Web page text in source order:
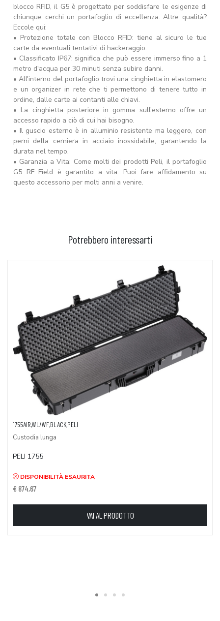
blocco RFID, il G5 è progettato per soddisfare le esigenze di
chiunque cerchi un portafoglio di eccellenza. Altre qualità?
Eccole qui:
• Protezione totale con Blocco RFID: tiene al sicuro le tue
carte da eventuali tentativi di hackeraggio.
• Classificato IP67: significa che può essere immerso fino a 1
metro d'acqua per 30 minuti senza subire danni.
• All'interno del portafoglio trovi una cinghietta in elastomero
e un organizer in rete che ti permettono di tenere tutto in
ordine, dalle carte ai contanti alle chiavi.
• La cinghietta posteriore in gomma sull'esterno offre un
accesso rapido a ciò di cui hai bisogno.
• Il guscio esterno è in alluminio resistente ma leggero, con
perni della cerniera in acciaio inossidabile, garantendo la
durata nel tempo.
• Garanzia a Vita: Come molti dei prodotti Peli, il portafoglio
G5 RF Field è garantito a vita. Puoi fare affidamento su
questo accessorio per molti anni a venire.
Potrebbero interessarti
AGGIUNGI AL CARRELLO
1755AIR,WL/WF,BLACK,PELI
Custodia lunga
PELI 1755
DISPONIBILITÀ ESAURITA
€ 874,67
VAI AL PRODOTTO